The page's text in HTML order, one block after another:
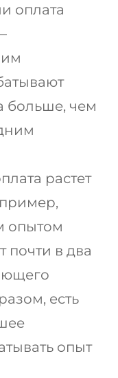
оплата
больше, чем
растет
опытом
почти в два
есть
опыт